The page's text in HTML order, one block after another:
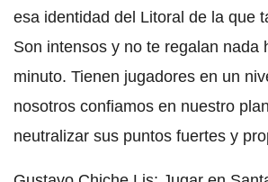
esa identidad del Litoral de la que
Son intensos y no te regalan nada
minuto. Tienen jugadores en un
nosotros confiamos en nuestro
neutralizar sus puntos fuertes y